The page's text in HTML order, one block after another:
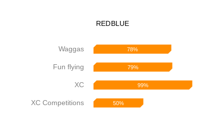
REDBLUE
Waggas 78%
Fun flying 79%
XC 99%
XC Competitions 50%